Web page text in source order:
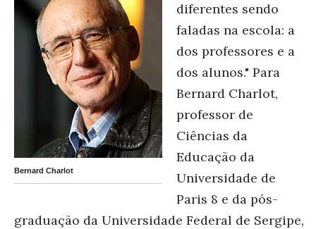
Bernard Charlot
diferentes sendo
faladas na escola: a
dos professores e a
dos alunos." Para
Bernard Charlot,
professor de
Ciências da
Educação da
Universidade de
Paris 8 e da pós-
graduação da Universidade Federal de Sergipe,